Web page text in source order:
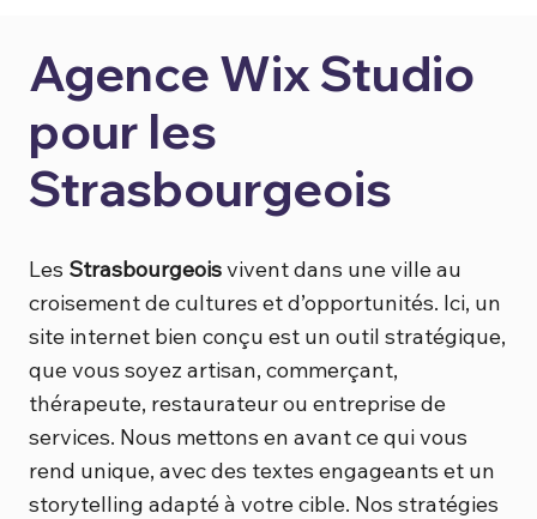
Agence Wix Studio
pour les
Strasbourgeois
Les Strasbourgeoisvivent dans une ville au
croisement de cultures et d’opportunités. Ici, un
site internet bien conçu est un outil stratégique,
que vous soyez artisan, commerçant,
thérapeute, restaurateur ou entreprise de
services. Nous mettons en avant ce qui vous
rend unique, avec des textes engageants et un
storytelling adapté à votre cible. Nos stratégies